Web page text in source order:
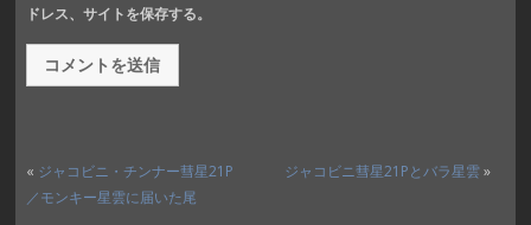
ドレス、サイトを保存する。
« ジャコビニ・チンナー彗星21P
／モンキー星雲に届いた尾
ジャコビニ彗星21Pとバラ星雲»